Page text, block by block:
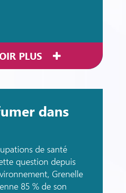
PLUS
dans
de santé
question depuis
Grenelle
85 % de son